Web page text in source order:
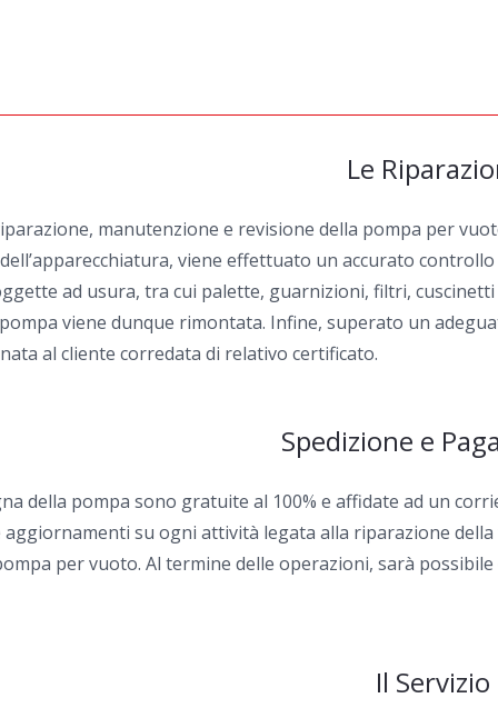
Le
manutenzione e revisione della pompa per
viene effettuato un accurato
ad usura, tra cui palette, guarnizioni, filtri,
viene dunque rimontata. Infine, superato un
al cliente corredata di relativo certificato.
Spedizione e
della pompa sono gratuite al 100% e affidate ad un
aggiornamenti su ogni attività legata alla riparazione
per vuoto. Al termine delle operazioni, sarà
Il Servizio